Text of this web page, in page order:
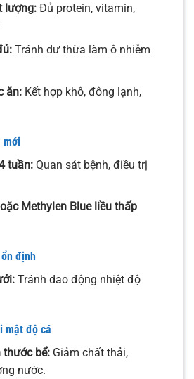
lượng:Đủ protein, vitamin,
Tránh dư thừa làm ô nhiễm
ăn:Kết hợp khô, đông lạnh,
mới
tuần:Quan sát bệnh, điều trị
Methylen Blue liều thấp
định
Tránh dao động nhiệt độ
mật độ cá
thước bể:Giảm chất thải,
nước.